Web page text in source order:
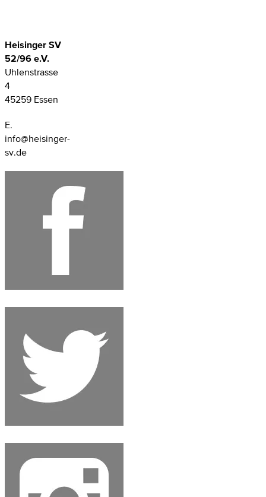
Heisinger SV
52/96 e.V.
Uhlenstrasse
4
45259 Essen
E.
info@heisinger-
sv.de